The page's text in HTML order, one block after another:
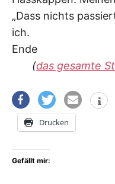
„Dass nichts
ich.
Ende
(das gesamte
Drucken
Gefällt mir: